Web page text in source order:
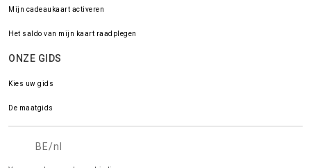
Mijn cadeaukaart activeren
Het saldo van mijn kaart raadplegen
ONZE GIDS
Kies uw gids
De maatgids
BE/nl